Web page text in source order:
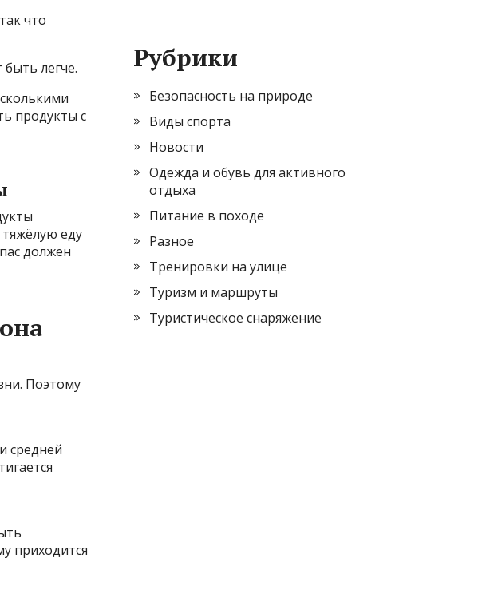
что
легче.
продукты с
еду
должен
Поэтому
средней
приходится
Рубрики
Безопасность на природе
Виды спорта
Новости
Одежда и обувь для активного
отдыха
Питание в походе
Разное
Тренировки на улице
Туризм и маршруты
Туристическое снаряжение